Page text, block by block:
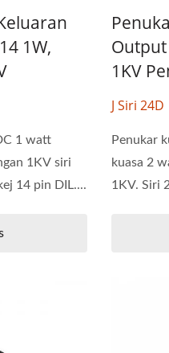
1W,
1 watt
1KV siri
14 pin DIL....
1KV
J Siri 24D
Penukar
kuasa 2
1KV. Siri